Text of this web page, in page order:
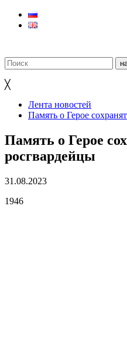
╳
Лента новостей
Память о Герое
Память о Герое
росгвардейцы
31.08.2023
1946